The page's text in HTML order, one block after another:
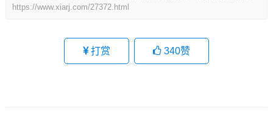
https://www.xiarj.com/27372.html
打赏 340赞